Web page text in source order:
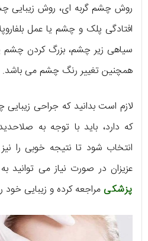
روش چشم گربه ای، روش زیبایی
افتادگی پلک و چشم یا عمل
سیاهی زیر چشم، بزرگ کردن چشم
همچنین تغییر رنگ چشم می باشد.
لازم است بدانید که جراحی
که دارد، باید با توجه به
انتخاب شود تا نتیجه خوبی را
عزیزان در صورت نیاز می توانید به
پزشکیمراجعه کرده و زیبایی خود